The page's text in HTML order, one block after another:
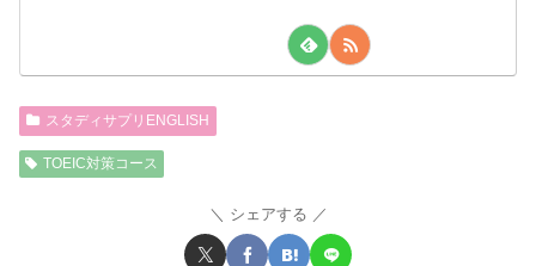
スタディサプリENGLISH
TOEIC対策コース
シェアする